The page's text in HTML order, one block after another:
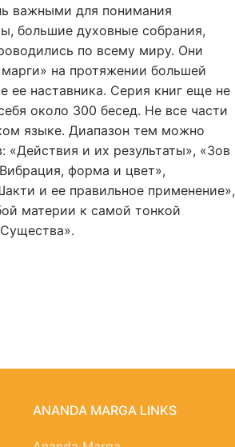
важными для понимания
большие духовные собрания,
по всему миру. Они
на протяжении большей
ее наставника. Серия книг еще не
около 300 бесед. Не все части
языке. Диапазон тем можно
«Действия и их результаты», «Зов
форма и цвет»,
и ее правильное применение»,
материи к самой тонкой
ANANDA MARGA LINKS